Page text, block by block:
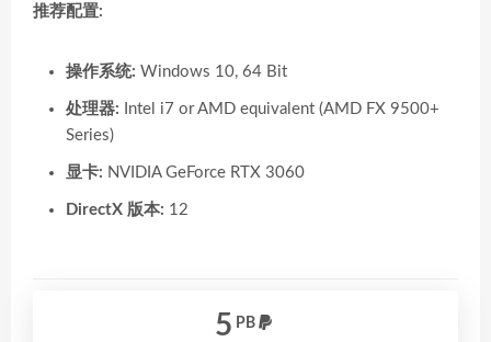
推荐配置:
操作系统: Windows 10, 64 Bit
处理器: Intel i7 or AMD equivalent (AMD FX 9500+
Series)
显卡: NVIDIA GeForce RTX 3060
DirectX 版本: 12
5 PB